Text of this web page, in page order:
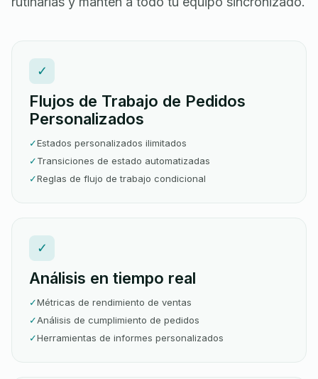
✓
Flujos de Trabajo de Pedidos
Personalizados
✓Estados personalizados ilimitados
✓Transiciones de estado automatizadas
✓Reglas de flujo de trabajo condicional
✓
Análisis en tiempo real
✓Métricas de rendimiento de ventas
✓Análisis de cumplimiento de pedidos
✓Herramientas de informes personalizados